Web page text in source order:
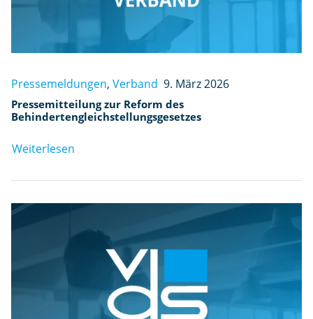
Pressemeldungen, Verband 9. März 2026
Pressemitteilung zur Reform des
Behindertengleichstellungsgesetzes
Weiterlesen